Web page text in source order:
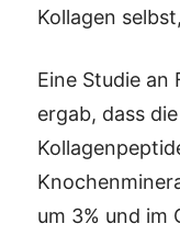
Kollagen
Eine Studie an
ergab, dass
um 3% und im